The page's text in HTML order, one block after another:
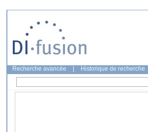
Recherche avancée Historique de recherche